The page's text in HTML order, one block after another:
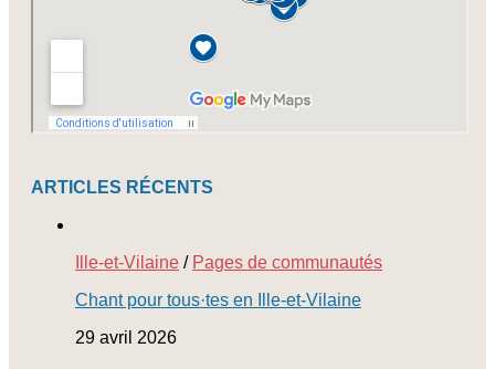
ARTICLES RÉCENTS
Ille-et-Vilaine / Pages de communautés
Chant pour tous·tes en Ille-et-Vilaine
29 avril 2026